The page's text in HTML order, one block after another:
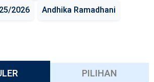
2026 Andhika Ramadhani
PILIHAN